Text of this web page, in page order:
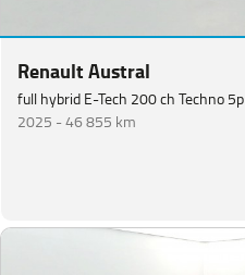
Renault Austral
full hybrid E-Tech 200 ch Techno 5p
2025 -46 855 km